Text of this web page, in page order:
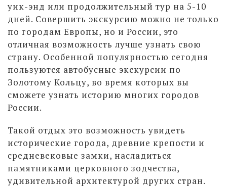
уик-энд или продолжительный тур на 5-10
дней. Совершить экскурсию можно не только
по городам Европы, но и России, это
отличная возможность лучше узнать свою
страну. Особенной популярностью сегодня
пользуются автобусные экскурсии по
Золотому Кольцу, во время которых вы
сможете узнать историю многих городов
России.
Такой отдых это возможность увидеть
исторические города, древние крепости и
средневековые замки, насладиться
памятниками церковного зодчества,
удивительной архитектурой других стран.